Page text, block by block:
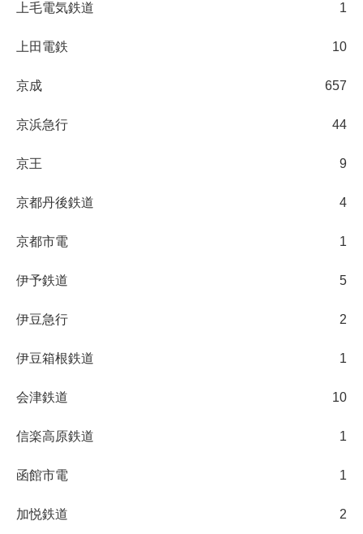
上毛電気鉄道 1
上田電鉄 10
京成 657
京浜急行 44
京王 9
京都丹後鉄道 4
京都市電 1
伊予鉄道 5
伊豆急行 2
伊豆箱根鉄道 1
会津鉄道 10
信楽高原鉄道 1
函館市電 1
加悦鉄道 2